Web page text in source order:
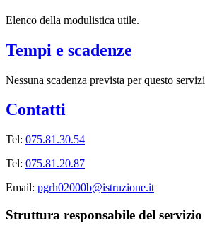
Elenco della modulistica utile.
Tempi e scadenze
Nessuna scadenza prevista per questo
Contatti
Tel: 075.81.30.54
Tel: 075.81.20.87
Email: pgrh02000b@istruzione.it
Struttura responsabile del servizio